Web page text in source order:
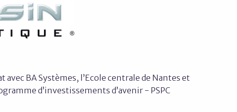
BA Systèmes, l’Ecole centrale de Nantes et
d’investissements d’avenir - PSPC